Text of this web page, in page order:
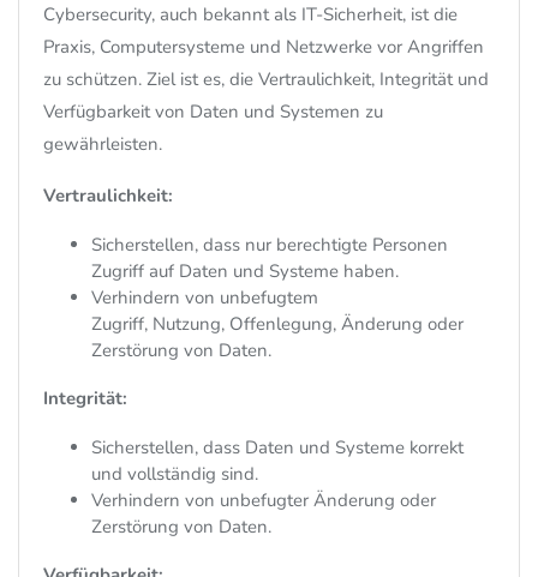
Cybersecurity, auch bekannt als IT-Sicherheit, ist die
Praxis, Computersysteme und Netzwerke vor Angriffen
zu schützen. Ziel ist es, die Vertraulichkeit, Integrität und
Verfügbarkeit von Daten und Systemen zu
gewährleisten.
Vertraulichkeit:
Sicherstellen, dass nur berechtigte Personen
Zugriff auf Daten und Systeme haben.
Verhindern von unbefugtem
Zugriff, Nutzung, Offenlegung, Änderung oder
Zerstörung von Daten.
Integrität:
Sicherstellen, dass Daten und Systeme korrekt
und vollständig sind.
Verhindern von unbefugter Änderung oder
Zerstörung von Daten.